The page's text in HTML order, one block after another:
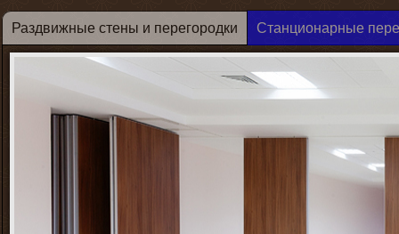
Раздвижные стены и перегородки Станционарные